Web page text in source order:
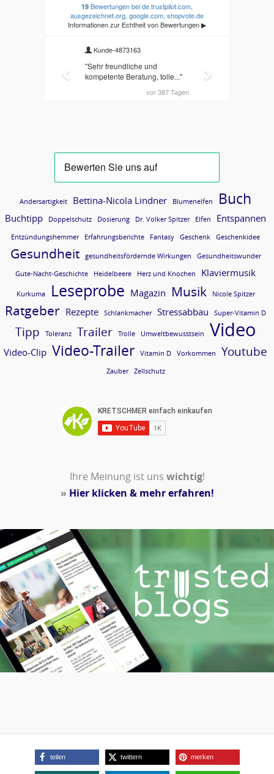
Andersartigkeit Bettina-Nicola Lindner Blumenelfen Buch
Buchtipp Doppelschutz Dosierung Dr. Volker Spitzer Elfen Entspannen
Entzündungshemmer Erfahrungsberichte Fantasy Geschenk Geschenkidee
Gesundheit gesundheitsfördernde Wirkungen Gesundheitswunder
Gute-Nacht-Geschichte Heidelbeere Herz und Knochen Klaviermusik
Kurkuma Leseprobe Magazin Musik Nicole Spitzer
Ratgeber Rezepte Schlankmacher Stressabbau Super-Vitamin D
Tipp Toleranz Trailer Trolle Umweltbewusstsein Video
Video-Clip Video-Trailer Vitamin D Vorkommen Youtube
Zauber Zellschutz
Ihre Meinung ist uns wichtig!
» Hier klicken & mehr erfahren!
teilen twittern merken